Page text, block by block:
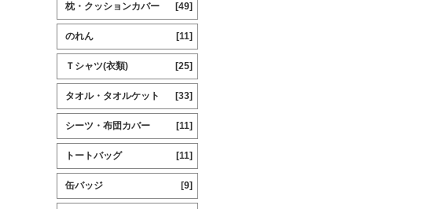
枕・クッションカバー [49]
のれん [11]
Ｔシャツ(衣類) [25]
タオル・タオルケット [33]
シーツ・布団カバー [11]
トートバッグ [11]
缶バッジ [9]